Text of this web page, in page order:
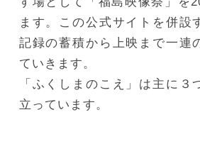
ます。この公式サイトを併設
記録の蓄積から上映まで一連
ていきます。
「ふくしまのこえ」は主に３
立っています。